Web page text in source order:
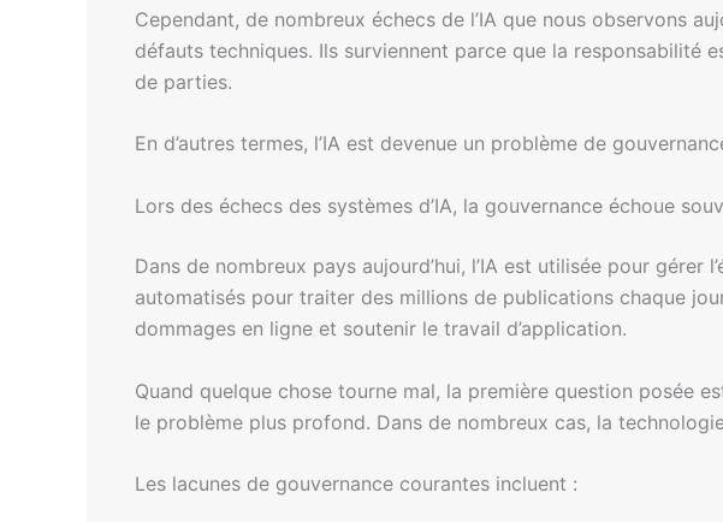
Cependant, de nombreux échecs de l’IA que nous observons
défauts techniques. Ils surviennent parce que la responsabilité
de parties.
En d’autres termes, l’IA est devenue un problème de
Lors des échecs des systèmes d’IA, la gouvernance échoue
Dans de nombreux pays aujourd’hui, l’IA est utilisée pour gérer
automatisés pour traiter des millions de publications chaque
dommages en ligne et soutenir le travail d’application.
Quand quelque chose tourne mal, la première question posée
le problème plus profond. Dans de nombreux cas, la
Les lacunes de gouvernance courantes incluent :